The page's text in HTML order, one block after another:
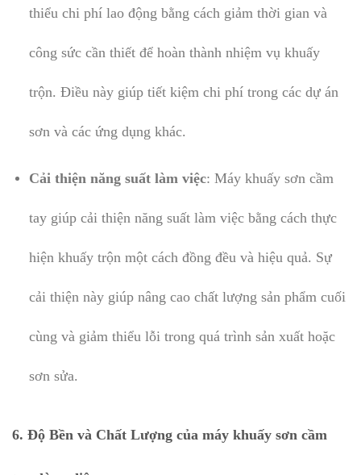
thiểu chi phí lao động bằng cách giảm thời gian và
công sức cần thiết để hoàn thành nhiệm vụ khuấy
trộn. Điều này giúp tiết kiệm chi phí trong các dự án
sơn và các ứng dụng khác.
Cải thiện năng suất làm việc: Máy khuấy sơn cầm
tay giúp cải thiện năng suất làm việc bằng cách thực
hiện khuấy trộn một cách đồng đều và hiệu quả. Sự
cải thiện này giúp nâng cao chất lượng sản phẩm cuối
cùng và giảm thiểu lỗi trong quá trình sản xuất hoặc
sơn sửa.
6. Độ Bền và Chất Lượng của máy khuấy sơn cầm